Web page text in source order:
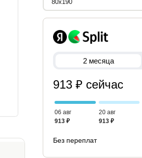
2 месяца
913 ₽ сейчас
06 авг
913 ₽
20 авг
913 ₽
Без переплат